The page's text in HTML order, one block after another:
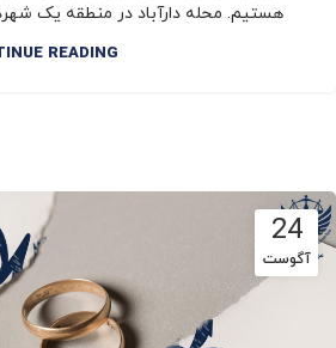
هستیم. محله دارآباد در منطقه یک
READING
24
آگوست